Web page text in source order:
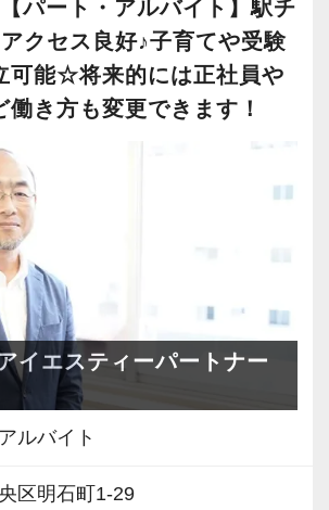
在ニーズを幅広く対応していく
リングし、それらを拾い上げて
内部には複数の課題が領域ごと
め、パートナーとして貢献でき
ていき顧客満足度向上へ繋げる
ッションです。
籍！相続・資産・事業継承まで
資産税など難しい案件でも「や
声を上げていただければ、積極
パート・アルバイト】駅チ
クセス良好♪子育てや受験
可能☆将来的には正社員や
働き方も変更できます！
イエスティーパートナー
ルバイト
区明石町1-29